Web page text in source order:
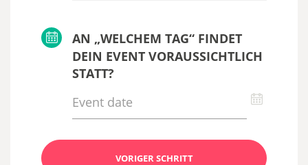
AN „WELCHEM TAG“ FINDET
DEIN EVENT VORAUSSICHTLICH
STATT?
VORIGER SCHRITT